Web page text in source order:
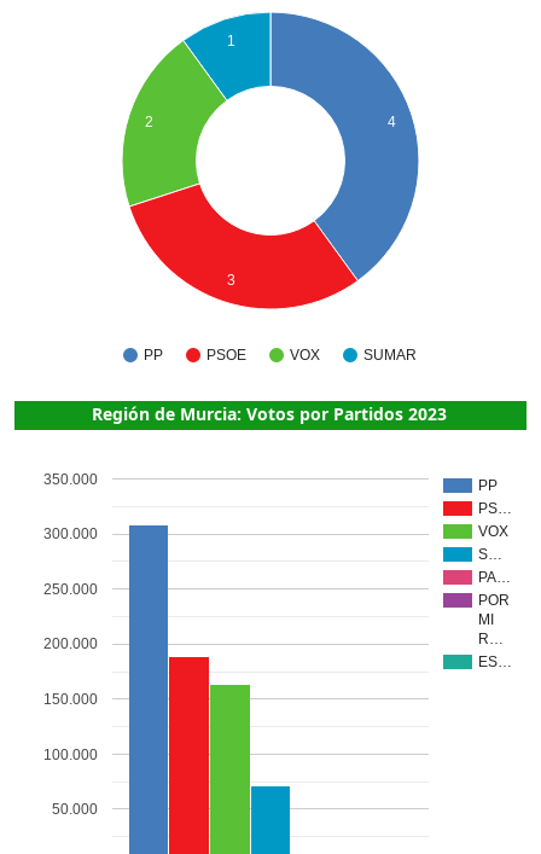
PP PSOE VOX SUMAR
4
1
2
3
Región de Murcia: Votos por Partidos 2023
PP
PS…
VOX
S…
PA…
POR
MI
R…
ES…
50.000
100.000
150.000
200.000
250.000
300.000
350.000